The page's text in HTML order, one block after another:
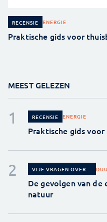
RECENSIE ENERGIE
Praktische gids voor
MEEST GELEZEN
RECENSIE ENERGIE
Praktische gids
VIJF VRAGEN OVER...
De gevolgen van
natuur